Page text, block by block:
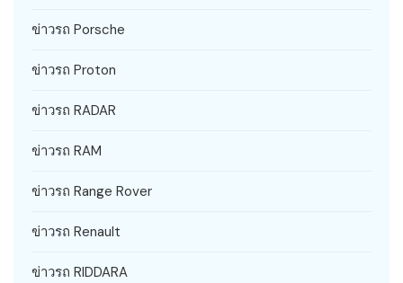
ข่าวรถ Porsche
ข่าวรถ Proton
ข่าวรถ RADAR
ข่าวรถ RAM
ข่าวรถ Range Rover
ข่าวรถ Renault
ข่าวรถ RIDDARA